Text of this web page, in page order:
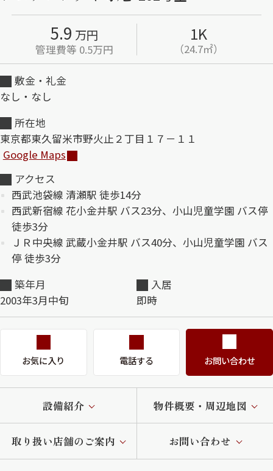
ルームツアー
シャーメゾンショップを探す
シャーメゾンライフサポート
自立型サービス付き・シニア向け
お問い合わせ・よくある質問
シャーメゾンライフ CLUB
らくらくパートナー
シャーメゾンライフ GUARD
らくらくプラチナ
5.9 万円
管理費等 0.5万円
1K
（24.7㎡）
敷金・礼金
なし・なし
所在地
東京都東久留米市野火止２丁目１７－１１
Google Maps
アクセス
西武池袋線 清瀬駅 徒歩14分
西武新宿線 花小金井駅 バス23分、小山児童学園 バス停
徒歩3分
ＪＲ中央線 武蔵小金井駅 バス40分、小山児童学園 バス
停 徒歩3分
築年月
2003年3月中旬
入居
即時
お気に入り 電話する お問い合わせ
設備紹介 物件概要・周辺地図
取り扱い店舗のご案内 お問い合わせ